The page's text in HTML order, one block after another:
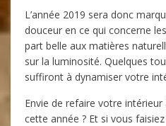
L’année 2019 sera donc
douceur en ce qui concerne
part belle aux matières
sur la luminosité. Quelques
suffiront à dynamiser votre
Envie de refaire votre
cette année ? Et si vous